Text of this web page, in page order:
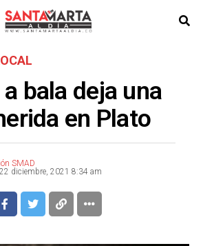
bala deja una
en Plato
SMAD
22 diciembre, 2021 8:34 am